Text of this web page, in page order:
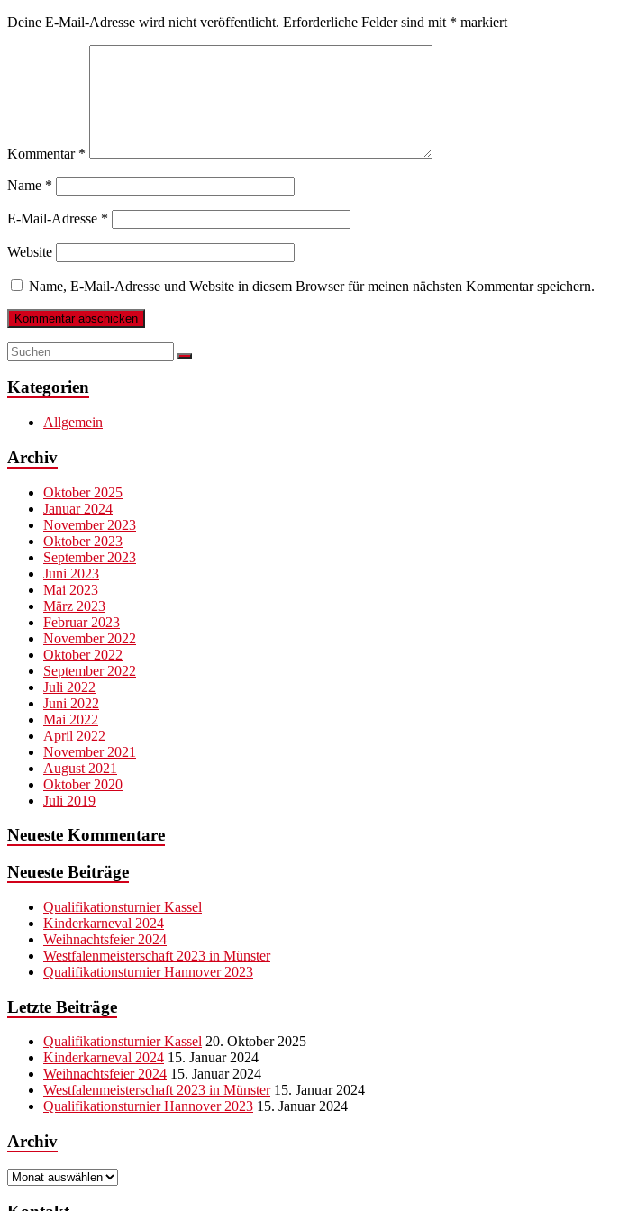
Deine E-Mail-Adresse wird nicht veröffentlicht. Erforderliche Felder sind mit * markiert
Kommentar *
Name *
E-Mail-Adresse *
Website
Name, E-Mail-Adresse und Website in diesem Browser für meinen nächsten Kommentar speichern.
Kategorien
Allgemein
Archiv
Oktober 2025
Januar 2024
November 2023
Oktober 2023
September 2023
Juni 2023
Mai 2023
März 2023
Februar 2023
November 2022
Oktober 2022
September 2022
Juli 2022
Juni 2022
Mai 2022
April 2022
November 2021
August 2021
Oktober 2020
Juli 2019
Neueste Kommentare
Neueste Beiträge
Qualifikationsturnier Kassel
Kinderkarneval 2024
Weihnachtsfeier 2024
Westfalenmeisterschaft 2023 in Münster
Qualifikationsturnier Hannover 2023
Letzte Beiträge
Qualifikationsturnier Kassel 20. Oktober 2025
Kinderkarneval 2024 15. Januar 2024
Weihnachtsfeier 2024 15. Januar 2024
Westfalenmeisterschaft 2023 in Münster 15. Januar 2024
Qualifikationsturnier Hannover 2023 15. Januar 2024
Archiv
Archiv